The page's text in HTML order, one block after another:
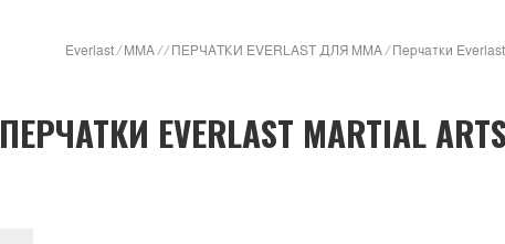
Everlast/ ММА// ПЕРЧАТКИ EVERLAST ДЛЯ MMA/ Перчатки
ПЕРЧАТКИ EVERLAST MARTIAL